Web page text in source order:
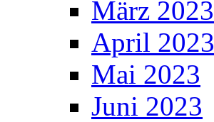
März 2023
April 2023
Mai 2023
Juni 2023